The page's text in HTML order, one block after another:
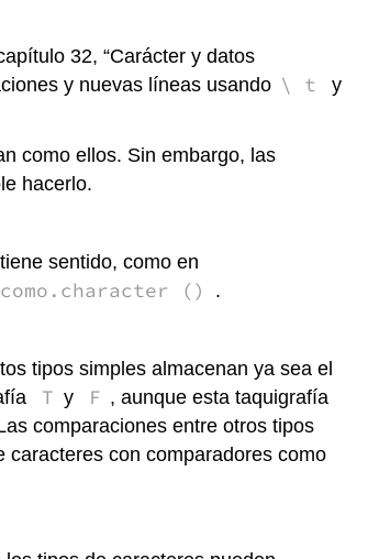
32, “Carácter y datos
y nuevas líneas usando \ t y
como ellos. Sin embargo, las
hacerlo.
sentido, como en
como.character () .
tipos simples almacenan ya sea el
T y F , aunque esta taquigrafía
comparaciones entre otros tipos
con comparadores como